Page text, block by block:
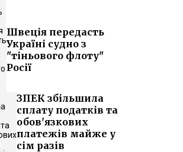
Швеція передасть
Україні судно з
"тіньового флоту"
Росії
ЗПЕК збільшила
сплату податків та
обов'язкових
платежів майже у
сім разів